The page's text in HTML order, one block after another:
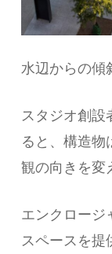
水辺からの傾
スタジオ創設
ると、構造物
観の向きを変
エンクロージ
スペースを提